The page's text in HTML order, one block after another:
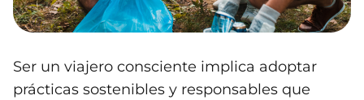
Ser un viajero consciente implica adoptar
prácticas sostenibles y responsables que